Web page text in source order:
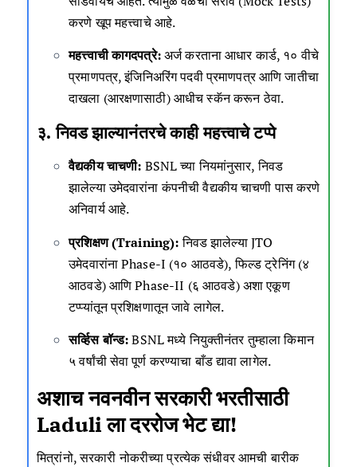
करणे खूप महत्त्वाचे आहे.
महत्त्वाची कागदपत्रे:अर्ज करताना आधार कार्ड, १० वीचे
प्रमाणपत्र, इंजिनिअरिंग पदवी प्रमाणपत्र आणि जातीचा
दाखला (आरक्षणासाठी) आधीच स्कॅन करून ठेवा.
३. निवड झाल्यानंतरचे काही महत्त्वाचे टप्पे
वैद्यकीय चाचणी: BSNL च्या नियमांनुसार, निवड
झालेल्या उमेदवारांना कंपनीची वैद्यकीय चाचणी पास करणे
अनिवार्य आहे.
प्रशिक्षण (Training):निवड झालेल्या JTO
उमेदवारांना Phase-I (१० आठवडे), फिल्ड ट्रेनिंग (४
आठवडे) आणि Phase-II (६ आठवडे) अशा एकूण
टप्प्यांतून प्रशिक्षणातून जावे लागेल.
सर्व्हिस बॉन्ड:BSNL मध्ये नियुक्तीनंतर तुम्हाला किमान
५ वर्षांची सेवा पूर्ण करण्याचा बाँड द्यावा लागेल.
अशाच नवनवीन सरकारी भरतीसाठी
Laduliला दररोज भेट द्या!
मित्रांनो, सरकारी नोकरीच्या प्रत्येक संधीवर आमची बारीक